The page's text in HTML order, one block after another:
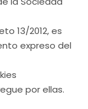
13/2012, es
expreso del
por ellas.